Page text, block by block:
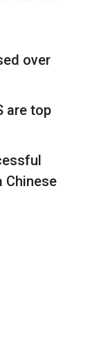
over
are top
Chinese